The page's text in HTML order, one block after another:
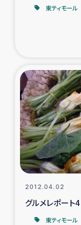
ト
デ
東ティモール
2012.04.02
グルメレポート
東ティモール